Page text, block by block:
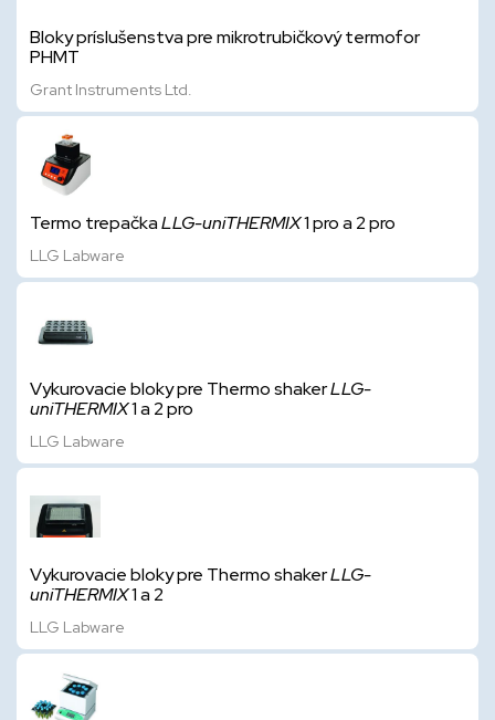
Bloky príslušenstva pre mikrotrubičkový termofor
PHMT
Grant Instruments Ltd.
Termo trepačkaLLG-uniTHERMIX1 pro a 2 pro
LLG Labware
Vykurovacie bloky pre Thermo shakerLLG-
uniTHERMIX1 a 2 pro
LLG Labware
Vykurovacie bloky pre Thermo shakerLLG-
uniTHERMIX1 a 2
LLG Labware